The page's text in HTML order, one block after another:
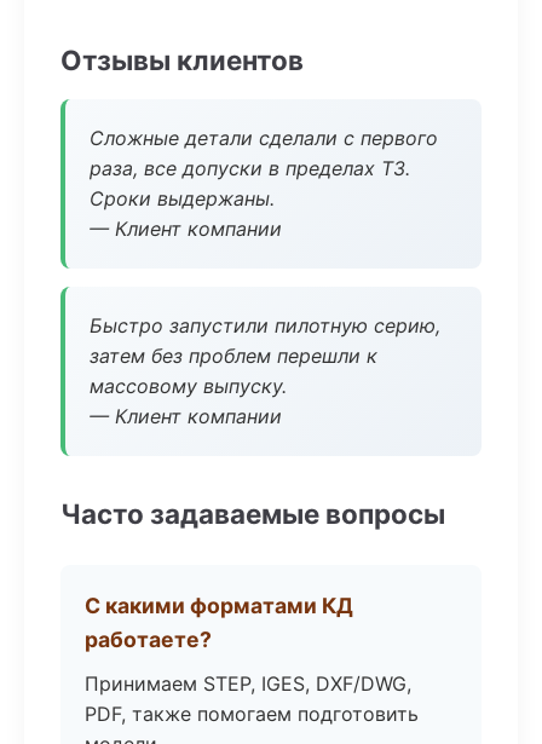
Отзывы клиентов
Сложные детали сделали с первого
раза, все допуски в пределах ТЗ.
Сроки выдержаны.
— Клиент компании
Быстро запустили пилотную серию,
затем без проблем перешли к
массовому выпуску.
— Клиент компании
Часто задаваемые вопросы
С какими форматами КД
работаете?
Принимаем STEP, IGES, DXF/DWG,
PDF, также помогаем подготовить